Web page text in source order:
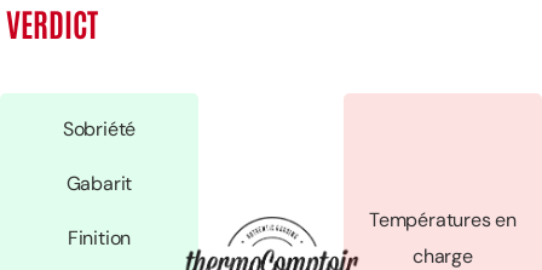
VERDICT
Sobriété
Gabarit
Finition
Températures en
charge